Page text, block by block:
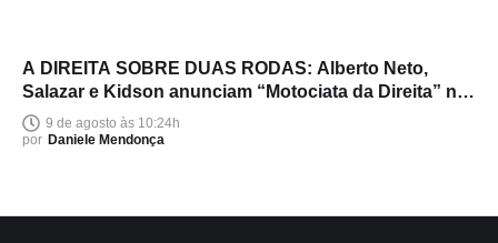
A DIREITA SOBRE DUAS RODAS: Alberto Neto,
Salazar e Kidson anunciam “Motociata da Direita” no
Amazonas
9 de agosto às 10:24h
por Daniele Mendonça